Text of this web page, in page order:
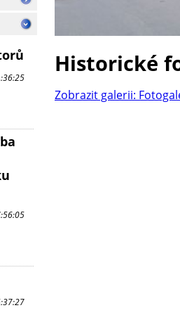
Historické
Zobrazit galerii: